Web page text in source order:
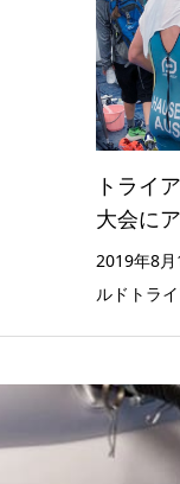
トライ
大会に
2019年8
ルドトラ